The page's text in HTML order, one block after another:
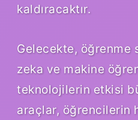
kaldıracaktır.
Gelecekte, öğrenme
zeka ve makine
teknolojilerin etkisi
araçlar, öğrencilerin